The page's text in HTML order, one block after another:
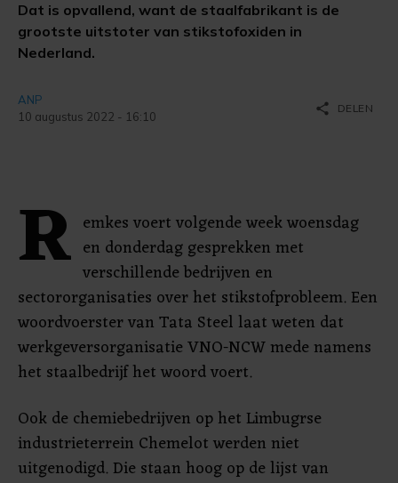
Dat is opvallend, want de staalfabrikant is de
grootste uitstoter van stikstofoxiden in
Nederland.
ANP
10 augustus 2022 - 16:10
share DELEN
R emkes voert volgende week woensdag
en donderdag gesprekken met
verschillende bedrijven en
sectororganisaties over het stikstofprobleem. Een
woordvoerster van Tata Steel laat weten dat
werkgeversorganisatie VNO-NCW mede namens
het staalbedrijf het woord voert.
Ook de chemiebedrijven op het Limbugrse
industrieterrein Chemelot werden niet
uitgenodigd. Die staan hoog op de lijst van